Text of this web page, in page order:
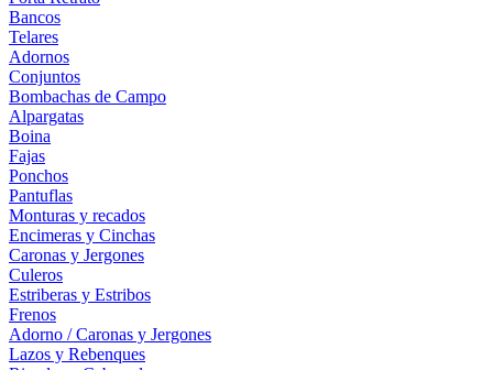
Bancos
Telares
Adornos
Conjuntos
Bombachas de Campo
Alpargatas
Boina
Fajas
Ponchos
Pantuflas
Monturas y recados
Encimeras y Cinchas
Caronas y Jergones
Culeros
Estriberas y Estribos
Frenos
Adorno / Caronas y Jergones
Lazos y Rebenques